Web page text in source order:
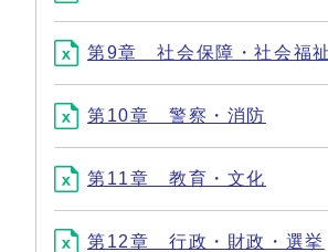
第9章 社会保障・社会福祉
第10章 警察・消防
第11章 教育・文化
第12章 行政・財政・選挙